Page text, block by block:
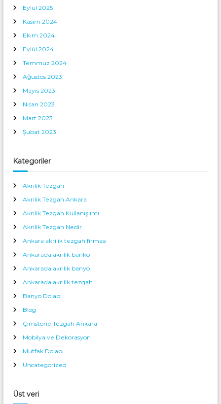
Eylül 2025
Kasım 2024
Ekim 2024
Eylül 2024
Temmuz 2024
Ağustos 2023
Mayıs 2023
Nisan 2023
Mart 2023
Şubat 2023
Kategoriler
Akrilik Tezgah
Akrilik Tezgah Ankara
Akrilik Tezgah Kullanışlımı
Akrilik Tezgah Nedir
Ankara akrilik tezgah firması
Ankarada akrilik banko
Ankarada akrilik banyo
Ankarada akrilik tezgah
Banyo Dolabı
Blog
Çimstone Tezgah Ankara
Mobilya ve Dekorasyon
Mutfak Dolabı
Uncategorized
Üst veri